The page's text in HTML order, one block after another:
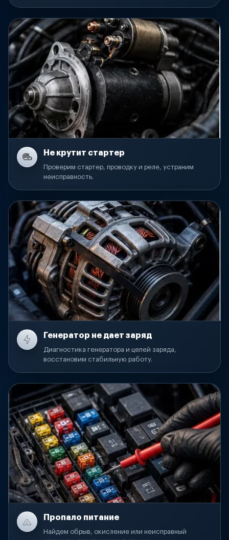
Не крутит стартер
Проверим стартер, проводку и реле, устраним
неисправность.
Генератор не дает заряд
Диагностика генератора и цепей заряда,
восстановим стабильную работу.
Пропало питание
Найдем обрыв, окисление или неисправный